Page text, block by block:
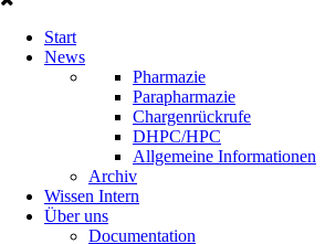
Start
News
Pharmazie
Parapharmazie
Chargenrückrufe
DHPC/HPC
Allgemeine Informationen
Archiv
Wissen Intern
Über uns
Documentation